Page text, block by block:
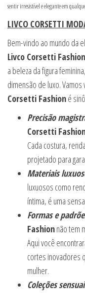
sentir irresistível e elegante em
LIVCO CORSETTI
Bem-vindo ao mundo da
Livco Corsetti
a beleza da figura
dimensão de luxo.
Corsetti Fashioné
Precisão
Corsetti
Cada costura,
projetado para
Materiais
luxuosos como
íntima, é uma
Formas e
Fashionnão tem
Aqui você
cortes inovadores
mulher.
Coleções